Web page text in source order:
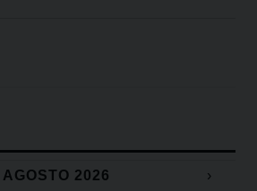
AGOSTO 2026
›